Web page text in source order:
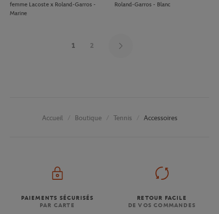
femme Lacoste x Roland-Garros -
Marine
Roland-Garros - Blanc
1 2
Accueil Boutique Tennis Accessoires
PAIEMENTS SÉCURISÉS
PAR CARTE
RETOUR FACILE
DE VOS COMMANDES